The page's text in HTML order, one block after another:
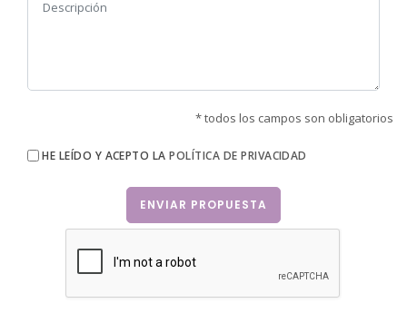
* todos los campos son obligatorios
HE LEÍDO Y ACEPTO LAPOLÍTICA DE PRIVACIDAD
ENVIAR PROPUESTA